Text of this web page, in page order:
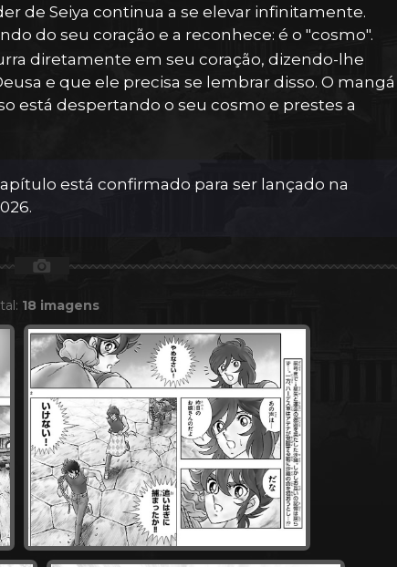
de Seiya continua a se elevar infinitamente.
do seu coração e a reconhece: é o "cosmo".
diretamente em seu coração, dizendo-lhe
e que ele precisa se lembrar disso. O mangá
está despertando o seu cosmo e prestes a
está confirmado para ser lançado na
📷
18 imagens